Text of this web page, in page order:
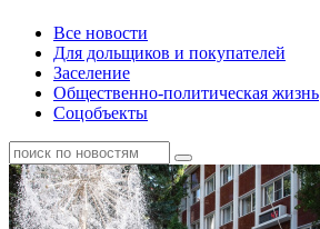
Все новости
Для дольщиков и покупателей
Заселение
Общественно-политическая жизнь
Соцобъекты